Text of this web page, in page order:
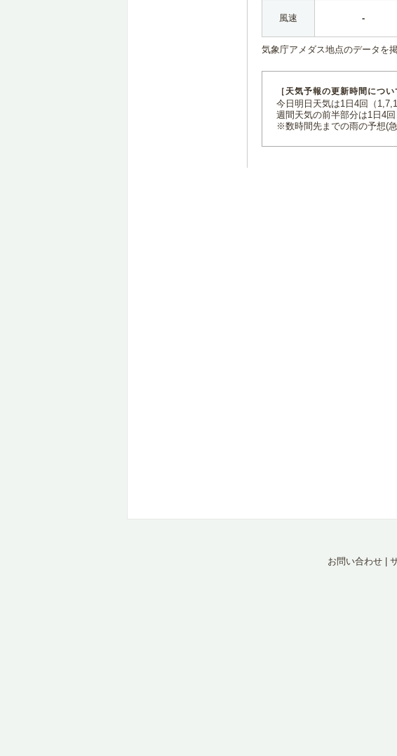
風速 -
気象庁アメダス地点のデータを
［天気予報の更新時間につい
今日明日天気は1日4回（
週間天気の前半部分は1日4
※数時間先までの雨の予想(
お問い合わせ